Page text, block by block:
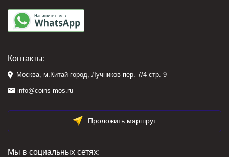
Контакты:
Москва, м.Китай-город, Лучников пер. 7/4 стр. 9
info@coins-mos.ru
Проложить маршрут
Мы в социальных сетях: